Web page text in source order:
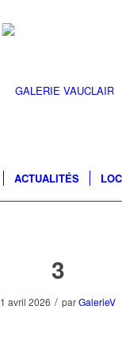
ACTUALITÉS
3
1 avril 2026 / parGalerieV